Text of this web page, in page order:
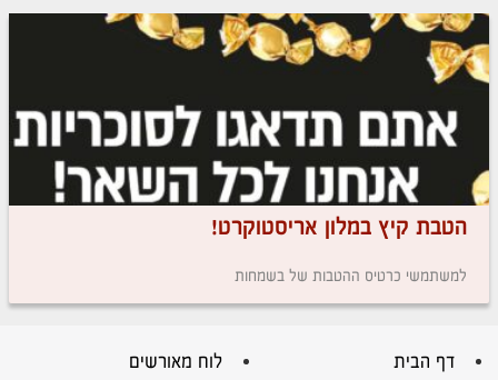
הטבת קיץ במלון אריסטוקרט!
למשתמשי כרטיס ההטבות של בשמחות
דף הבית לוח מאורשים